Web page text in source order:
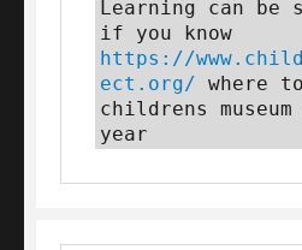
Learning can be
https://
ect.org/ where
childrens
year